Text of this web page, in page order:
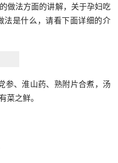
做法方面的讲解，关于孕妇吃
法是什么，请看下面详细的介
参、淮山药、熟附片合煮，汤
菜之鲜。